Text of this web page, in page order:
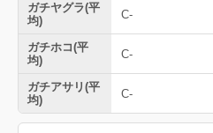
ガチヤグラ(平
均)
C-
ガチホコ(平
均)
C-
ガチアサリ(平
均)
C-